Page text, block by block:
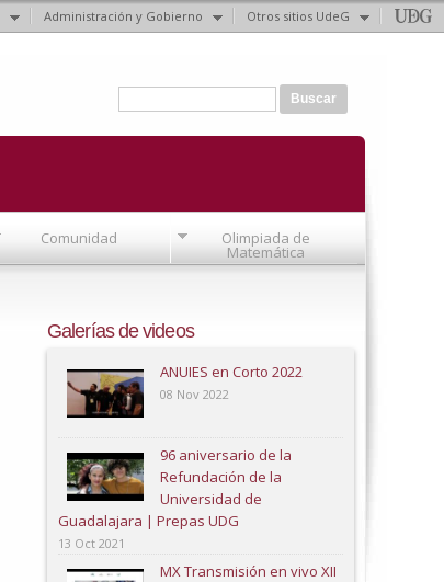
Administración y Gobierno Otros sitios UdeG
Formulario de búsqueda
Comunidad Olimpiada de
Matemática
Galerías de videos
ANUIES en Corto 2022
08 Nov 2022
96 aniversario de la
Refundación de la
Universidad de
Guadalajara | Prepas UDG
13 Oct 2021
MX Transmisión en vivo XII